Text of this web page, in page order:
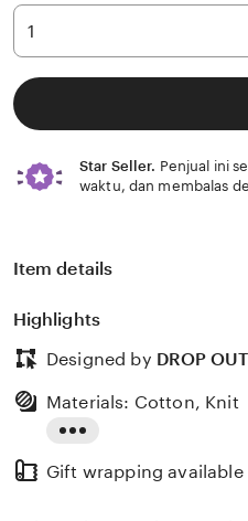
Star Seller. Penjual ini
waktu, dan membalas
Item details
Highlights
Designed by DROP
the
Materials: Cotton, Knit
Gift wrapping available